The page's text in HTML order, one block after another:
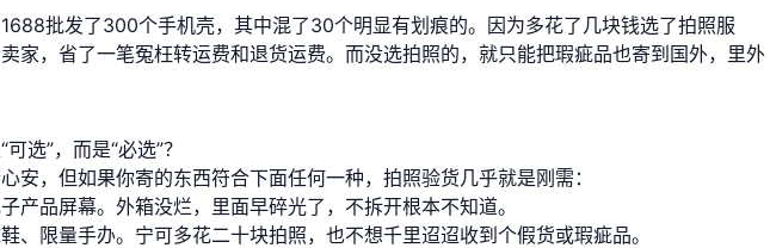
批发了300个手机壳，其中混了30个明显有划痕的。因为多花了几块钱选了拍照服
家，省了一笔冤枉转运费和退货运费。而没选拍照的，就只能把瑕疵品也寄到国外，里外
选”，而是“必选”？
安，但如果你寄的东西符合下面任何一种，拍照验货几乎就是刚需：
产品屏幕。外箱没烂，里面早碎光了，不拆开根本不知道。
、限量手办。宁可多花二十块拍照，也不想千里迢迢收到个假货或瑕疵品。